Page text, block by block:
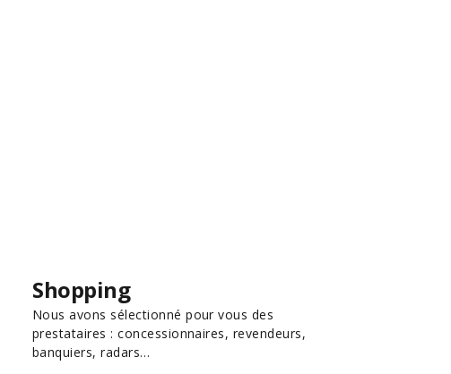
Shopping
Nous avons sélectionné pour vous des
prestataires : concessionnaires, revendeurs,
banquiers, radars…